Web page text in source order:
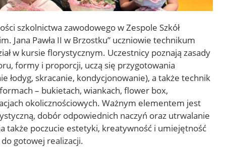
szkolnictwa zawodowego w Zespole Szkół
Jana Pawła II w Brzostku” uczniowie technikum
w kursie florystycznym. Uczestnicy poznają zasady
formy i proporcji, uczą się przygotowania
łodyg, skracanie, kondycjonowanie), a także technik
– bukietach, wiankach, flower box,
okolicznościowych. Ważnym elementem jest
dobór odpowiednich naczyń oraz utrwalanie
także poczucie estetyki, kreatywność i umiejętność
gotowej realizacji.